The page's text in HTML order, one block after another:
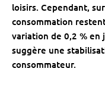
loisirs. Cependant,
consommation
variation de 0,2 % en
suggère une
consommateur.